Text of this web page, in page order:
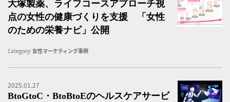
大塚製薬、ライフコースアプローチ視
点の女性の健康づくりを支援 「女性
のための栄養ナビ」公開
Category: 女性マーケティング事例
2025.01.27
BtoGtoC・BtoBtoEのヘルスケアサービ